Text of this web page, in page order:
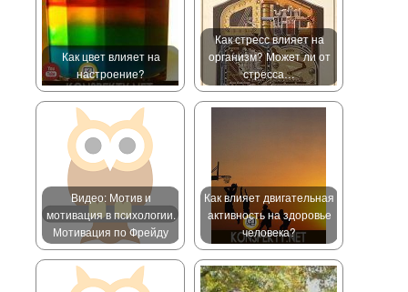
Как цвет влияет на
настроение?
Как стресс влияет на
организм? Может ли от
стресса…
Видео: Мотив и
мотивация в психологии.
Мотивация по Фрейду
Как влияет двигательная
активность на здоровье
человека?